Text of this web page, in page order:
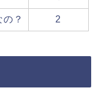
？ 2